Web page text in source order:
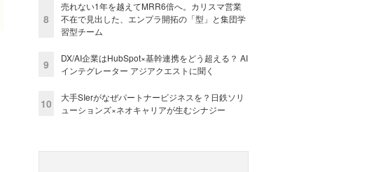
8
売れない1年を越えてMRR6倍へ。カリスマ営業
不在で見出した、エンプラ開拓の「型」と集団学
習型チーム
9
DX/AI企業はHubSpot×基幹連携をどう超える？ AI
インテグレーター アジアクエストに聞く
10
大手SIerがなぜパートナービジネスを？日鉄ソリ
ューションズ×ネオキャリアが生むシナジー